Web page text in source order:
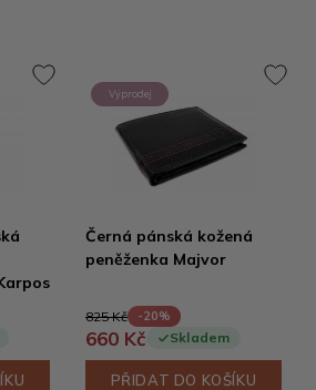
Výprodej
Černá pánská kožená
peněženka Majvor
825 Kč -20%
660 Kč Skladem
PŘIDAT DO KOŠÍKU